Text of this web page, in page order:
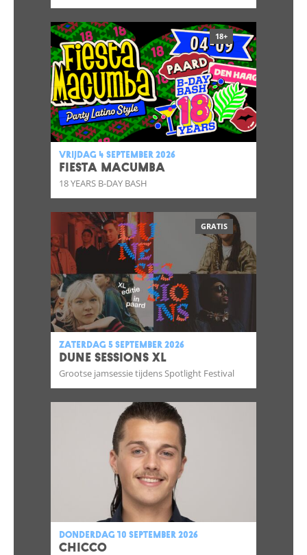
18+
vrijdag 4 september 2026
FIESTA MACUMBA
18 YEARS B-DAY BASH
GRATIS
zaterdag 5 september 2026
DUNE SESSIONS XL
Grootse jamsessie tijdens Spotlight Festival
donderdag 10 september 2026
CHICCO